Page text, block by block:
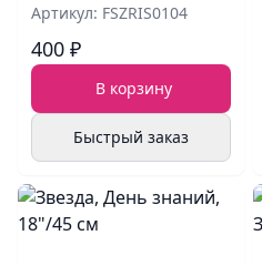
Артикул: FSZRIS0104
400 ₽
В корзину
Быстрый заказ